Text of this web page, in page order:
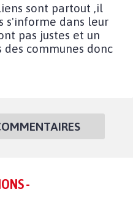
sont partout ,il
s'informe dans leur
pas justes et un
communes donc
-